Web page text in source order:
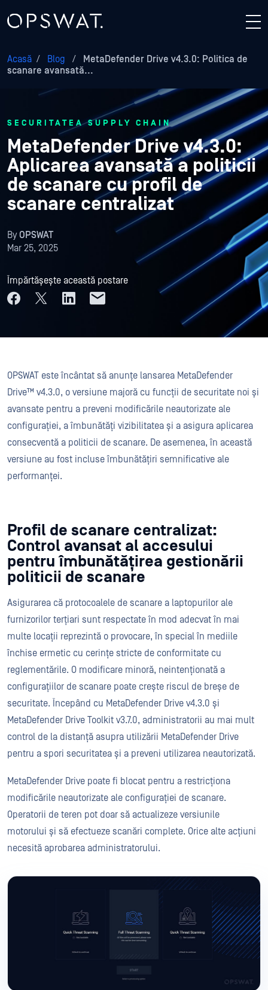
Acasă / Blog /
MetaDefender Drive v4.3.0: Politica de
scanare avansată...
SECURITATEA SUPPLY CHAIN
MetaDefender Drive v4.3.0:
Aplicarea avansată a politicii
de scanare cu profil de
scanare centralizat
ByOPSWAT
Mar 25, 2025
Împărtășește această postare
OPSWAT este încântat să anunțe lansarea MetaDefender
Drive™ v4.3.0, o versiune majoră cu funcții de securitate noi și
avansate pentru a preveni modificările neautorizate ale
configurației, a îmbunătăți vizibilitatea și a asigura aplicarea
consecventă a politicii de scanare. De asemenea, în această
versiune au fost incluse îmbunătățiri semnificative ale
performanței.
Profil de scanare centralizat:
Control avansat al accesului
pentru îmbunătățirea gestionării
politicii de scanare
Asigurarea că protocoalele de scanare a laptopurilor ale
furnizorilor terțiari sunt respectate în mod adecvat în mai
multe locații reprezintă o provocare, în special în mediile
închise ermetic cu cerințe stricte de conformitate cu
reglementările. O modificare minoră, neintenționată a
configurațiilor de scanare poate crește riscul de breșe de
securitate. Începând cu MetaDefender Drive v4.3.0 și
MetaDefender Drive Toolkit v3.7.0, administratorii au mai mult
control de la distanță asupra utilizării MetaDefender Drive
pentru a spori securitatea și a preveni utilizarea neautorizată.
MetaDefender Drive poate fi blocat pentru a restricționa
modificările neautorizate ale configurației de scanare.
Operatorii de teren pot doar să actualizeze versiunile
motorului și să efectueze scanări complete. Orice alte acțiuni
necesită aprobarea administratorului.